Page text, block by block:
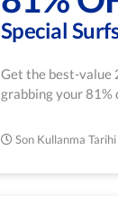
Special
Get the best-value
grabbing your 81%
Son Kullanma